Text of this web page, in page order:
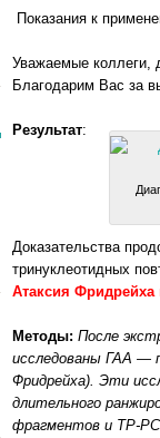
Показания к
Уважаемые коллеги,
Благодарим Вас за
Результат:
Доказательства
тринуклеотидных
Атаксия Фридрейха
Методы: После
исследованы ГАА —
Фридрейха). Эти
длительного
фрагментов и TP-